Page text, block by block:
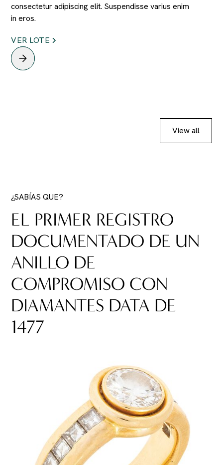
consectetur adipiscing elit. Suspendisse varius enim
in eros.
VER LOTE
View all
¿SABÍAS QUE?
EL PRIMER REGISTRO
DOCUMENTADO DE UN
ANILLO DE
COMPROMISO CON
DIAMANTES DATA DE
1477